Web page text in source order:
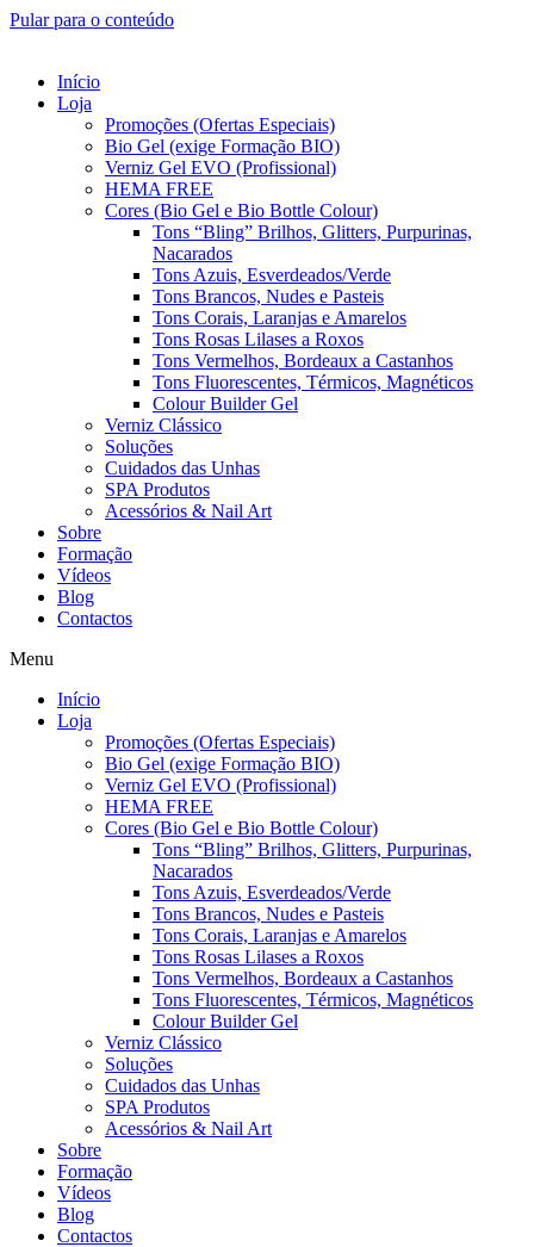
Pular para o conteúdo
Início
Loja
Promoções (Ofertas Especiais)
Bio Gel (exige Formação BIO)
Verniz Gel EVO (Profissional)
HEMA FREE
Cores (Bio Gel e Bio Bottle Colour)
Tons “Bling” Brilhos, Glitters, Purpurinas,
Nacarados
Tons Azuis, Esverdeados/Verde
Tons Brancos, Nudes e Pasteis
Tons Corais, Laranjas e Amarelos
Tons Rosas Lilases a Roxos
Tons Vermelhos, Bordeaux a Castanhos
Tons Fluorescentes, Térmicos, Magnéticos
Colour Builder Gel
Verniz Clássico
Soluções
Cuidados das Unhas
SPA Produtos
Acessórios & Nail Art
Sobre
Formação
Vídeos
Blog
Contactos
Menu
Início
Loja
Promoções (Ofertas Especiais)
Bio Gel (exige Formação BIO)
Verniz Gel EVO (Profissional)
HEMA FREE
Cores (Bio Gel e Bio Bottle Colour)
Tons “Bling” Brilhos, Glitters, Purpurinas,
Nacarados
Tons Azuis, Esverdeados/Verde
Tons Brancos, Nudes e Pasteis
Tons Corais, Laranjas e Amarelos
Tons Rosas Lilases a Roxos
Tons Vermelhos, Bordeaux a Castanhos
Tons Fluorescentes, Térmicos, Magnéticos
Colour Builder Gel
Verniz Clássico
Soluções
Cuidados das Unhas
SPA Produtos
Acessórios & Nail Art
Sobre
Formação
Vídeos
Blog
Contactos